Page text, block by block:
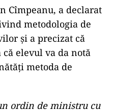
Cîmpeanu, a declarat
metodologia de
şi a precizat că
elevul va da notă
metoda de
ordin de ministru cu